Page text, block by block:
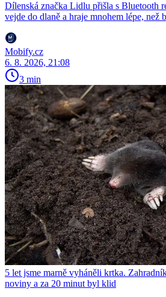
Dílenská značka Lidlu přišla s Bluetooth
vejde do dlaně a hraje mnohem lépe, než
Mobify.cz
6. 8. 2026, 21:08
3 min
5 let jsme marně vyháněli krtka.
noviny a za 20 minut byl klid